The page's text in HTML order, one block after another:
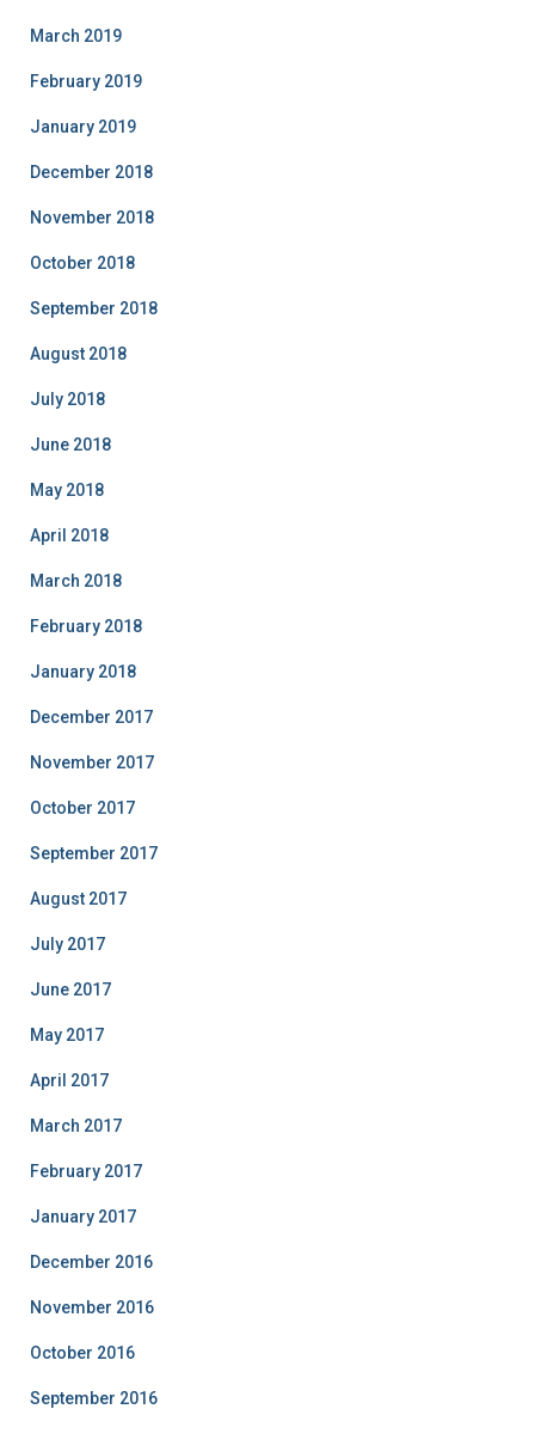
March 2019
February 2019
January 2019
December 2018
November 2018
October 2018
September 2018
August 2018
July 2018
June 2018
May 2018
April 2018
March 2018
February 2018
January 2018
December 2017
November 2017
October 2017
September 2017
August 2017
July 2017
June 2017
May 2017
April 2017
March 2017
February 2017
January 2017
December 2016
November 2016
October 2016
September 2016